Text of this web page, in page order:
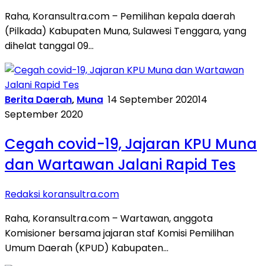
Raha, Koransultra.com – Pemilihan kepala daerah
(Pilkada) Kabupaten Muna, Sulawesi Tenggara, yang
dihelat tanggal 09…
Berita Daerah, Muna 14 September 202014
September 2020
Cegah covid-19, Jajaran KPU Muna
dan Wartawan Jalani Rapid Tes
Redaksi koransultra.com
Raha, Koransultra.com – Wartawan, anggota
Komisioner bersama jajaran staf Komisi Pemilihan
Umum Daerah (KPUD) Kabupaten…